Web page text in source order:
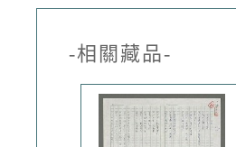
-相關藏品-